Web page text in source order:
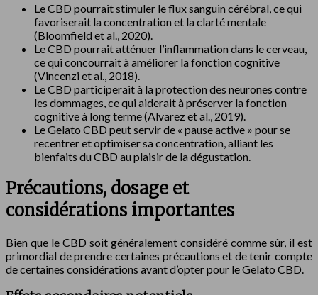
Le CBD pourrait stimuler le flux sanguin cérébral, ce qui
favoriserait la concentration et la clarté mentale
(Bloomfield et al., 2020).
Le CBD pourrait atténuer l’inflammation dans le cerveau,
ce qui concourrait à améliorer la fonction cognitive
(Vincenzi et al., 2018).
Le CBD participerait à la protection des neurones contre
les dommages, ce qui aiderait à préserver la fonction
cognitive à long terme (Alvarez et al., 2019).
Le Gelato CBD peut servir de « pause active » pour se
recentrer et optimiser sa concentration, alliant les
bienfaits du CBD au plaisir de la dégustation.
Précautions, dosage et
considérations importantes
Bien que le CBD soit généralement considéré comme sûr, il est
primordial de prendre certaines précautions et de tenir compte
de certaines considérations avant d’opter pour le Gelato CBD.